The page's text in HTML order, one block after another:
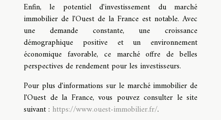
Enfin, le potentiel d'investissement du marché
immobilier de l'Ouest de la France est notable. Avec
une demande constante, une croissance
démographique positive et un environnement
économique favorable, ce marché offre de belles
perspectives de rendement pour les investisseurs.
Pour plus d'informations sur le marché immobilier de
l'Ouest de la France, vous pouvez consulter le site
suivant : https://www.ouest-immobilier.fr/.